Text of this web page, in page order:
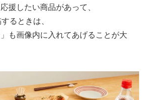
援したい商品があって、
るときは、
も画像内に入れてあげることが大